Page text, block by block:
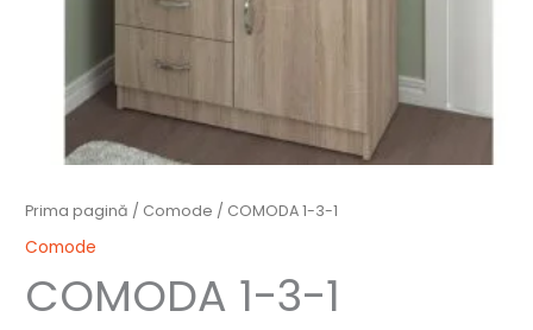
Prima pagină / Comode / COMODA 1-3-1
Comode
COMODA 1-3-1